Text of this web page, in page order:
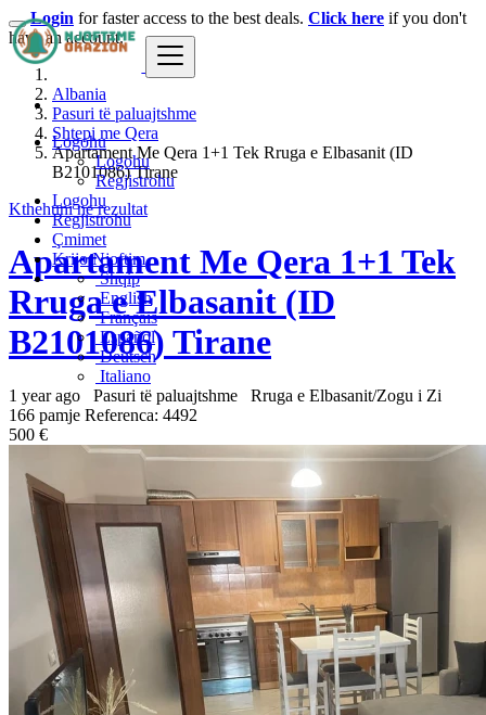
Logohu
Logohu
Regjistrohu
Logohu
Regjistrohu
Çmimet
Krijo Njoftim
Shqip
English
Français
Español
Deutsch
Italiano
Login for faster access to the best deals. Click here if you don't
have an account.
Albania
Pasuri të paluajtshme
Shtepi me Qera
Apartament Me Qera 1+1 Tek Rruga e Elbasanit (ID
B2101086) Tirane
Kthehuni ne rezultat
Apartament Me Qera 1+1 Tek
Rruga e Elbasanit (ID
B2101086) Tirane
1 year ago Pasuri të paluajtshme
Rruga e Elbasanit/Zogu i Zi
166 pamje Referenca: 4492
500 €